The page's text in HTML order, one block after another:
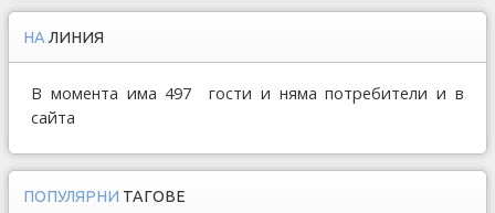
НА ЛИНИЯ
В момента има 497 гости и няма потребители и в
сайта
ПОПУЛЯРНИ ТАГОВЕ